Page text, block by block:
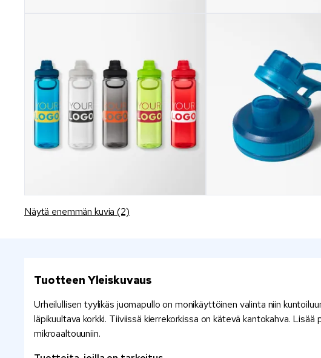
Näytä enemmän kuvia (2)
Tuotteen Yleiskuvaus
Urheilullisen tyylikäs juomapullo on monikäyttöinen valinta niin
läpikuultava korkki. Tiiviissä kierrekorkissa on kätevä kantokahva.
mikroaaltouuniin.